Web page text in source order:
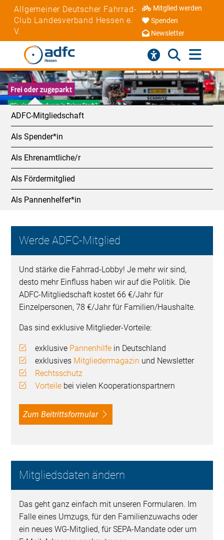
Allgemeiner Deutscher Fahrrad-
Club Landesverband Hessen e.
V.
Mitglied werden
Spenden
Newsletter
ADFC-Mitgliedschaft
Als Spender*in
Als Ehrenamtliche/r
Als Fördermitglied
Als Pannenhelfer*in
Werde ADFC-Mitglied
Und stärke die Fahrrad-Lobby! Je mehr wir sind,
desto mehr Einfluss haben wir auf die Politik. Die
ADFC-Mitgliedschaft kostet 66 €/Jahr für
Einzelpersonen, 78 €/Jahr für Familien/Haushalte.
Das sind exklusive Mitglieder-Vorteile:
exklusive Pannenhilfe in Deutschland
exklusives Mitgliedermagazin und Newsletter
Rechtsschutz
Vorteile bei vielen Kooperationspartnern
Zum Beitrittsformular
Mitgliedsdaten ändern
Das geht ganz einfach mit unseren Formularen. Im
Falle eines Umzugs, für den Familienzuwachs oder
ein neues WG-Mitglied, für SEPA-Mandate oder um